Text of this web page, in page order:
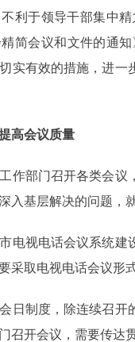
利于领导干部集中
简会议和文件的通
实有效的措施，进
高会议质量
部门召开各类会议
入基层解决的问题，
视电话会议系统建
采取电视电话会议形
制度，除连续召开
召开会议，需要传达